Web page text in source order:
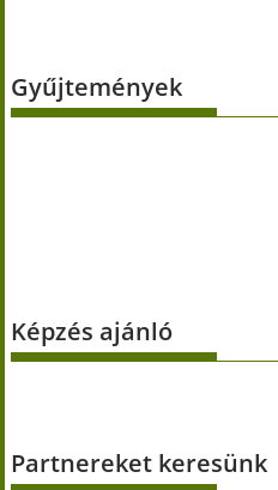
Gyűjtemények
Képzés ajánló
Partnereket keresünk